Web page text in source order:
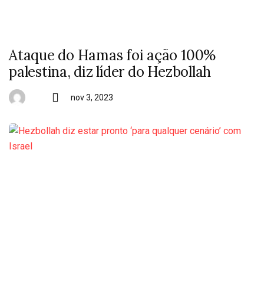
Ataque do Hamas foi ação 100%
palestina, diz líder do Hezbollah
nov 3, 2023